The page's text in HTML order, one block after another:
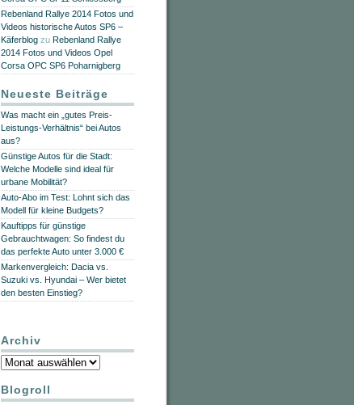
Rebenland Rallye 2014 Fotos und
Videos historische Autos SP6 –
Käferblog zu Rebenland Rallye
2014 Fotos und Videos Opel
Corsa OPC SP6 Poharnigberg
Neueste Beiträge
Was macht ein „gutes Preis-
Leistungs-Verhältnis“ bei Autos
aus?
Günstige Autos für die Stadt:
Welche Modelle sind ideal für
urbane Mobilität?
Auto-Abo im Test: Lohnt sich das
Modell für kleine Budgets?
Kauftipps für günstige
Gebrauchtwagen: So findest du
das perfekte Auto unter 3.000 €
Markenvergleich: Dacia vs.
Suzuki vs. Hyundai – Wer bietet
den besten Einstieg?
Archiv
Archiv
Blogroll